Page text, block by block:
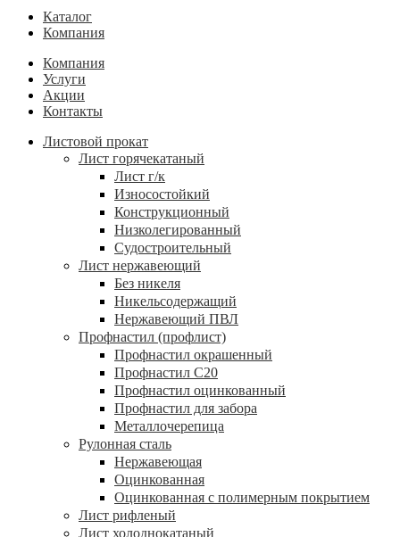
Каталог
Компания
Компания
Услуги
Акции
Контакты
Листовой прокат
Лист горячекатаный
Лист г/к
Износостойкий
Конструкционный
Низколегированный
Судостроительный
Лист нержавеющий
Без никеля
Никельсодержащий
Нержавеющий ПВЛ
Профнастил (профлист)
Профнастил окрашенный
Профнастил С20
Профнастил оцинкованный
Профнастил для забора
Металлочерепица
Рулонная сталь
Нержавеющая
Оцинкованная
Оцинкованная с полимерным покрытием
Лист рифленый
Лист холоднокатаный